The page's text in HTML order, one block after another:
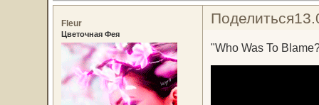
Поделиться
Fleur
Цветочная Фея
"Who Was To